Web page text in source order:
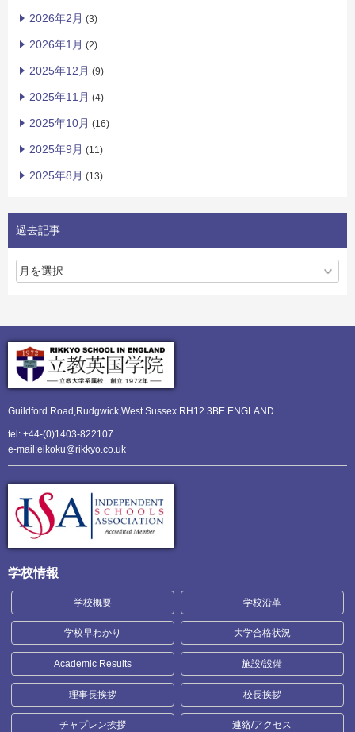
2026年2月 (3)
2026年1月 (2)
2025年12月 (9)
2025年11月 (4)
2025年10月 (16)
2025年9月 (11)
2025年8月 (13)
過去記事
Guildford Road,Rudgwick,West Sussex RH12 3BE ENGLAND
tel: +44-(0)1403-822107
e-mail:eikoku@rikkyo.co.uk
学校情報
学校概要 学校沿革
学校早わかり 大学合格状況
Academic Results 施設/設備
理事長挨拶 校長挨拶
チャプレン挨拶 連絡/アクセス